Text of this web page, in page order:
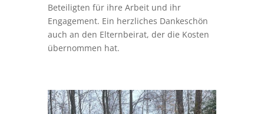
Beteiligten für ihre Arbeit und ihr
Engagement. Ein herzliches Dankeschön
auch an den Elternbeirat, der die Kosten
übernommen hat.